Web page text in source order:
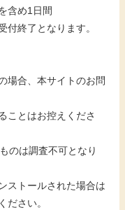
含め1日間
終了となります。
場合、本サイトのお問
ことはお控えくださ
のは調査不可となり
ストールされた場合は
ださい。